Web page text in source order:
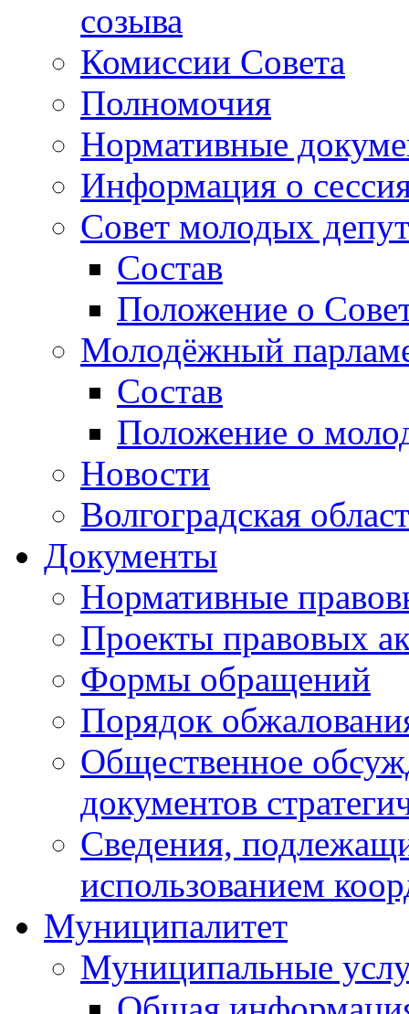
созыва
Комиссии Совета
Полномочия
Нормативные
Информация о
Совет молодых
Состав
Положение о
Молодёжный
Состав
Положение о
Новости
Волгоградская
Документы
Нормативные
Проекты правовых
Формы обращений
Порядок
Общественное
документов
Сведения,
использованием
Муниципалитет
Муниципальные